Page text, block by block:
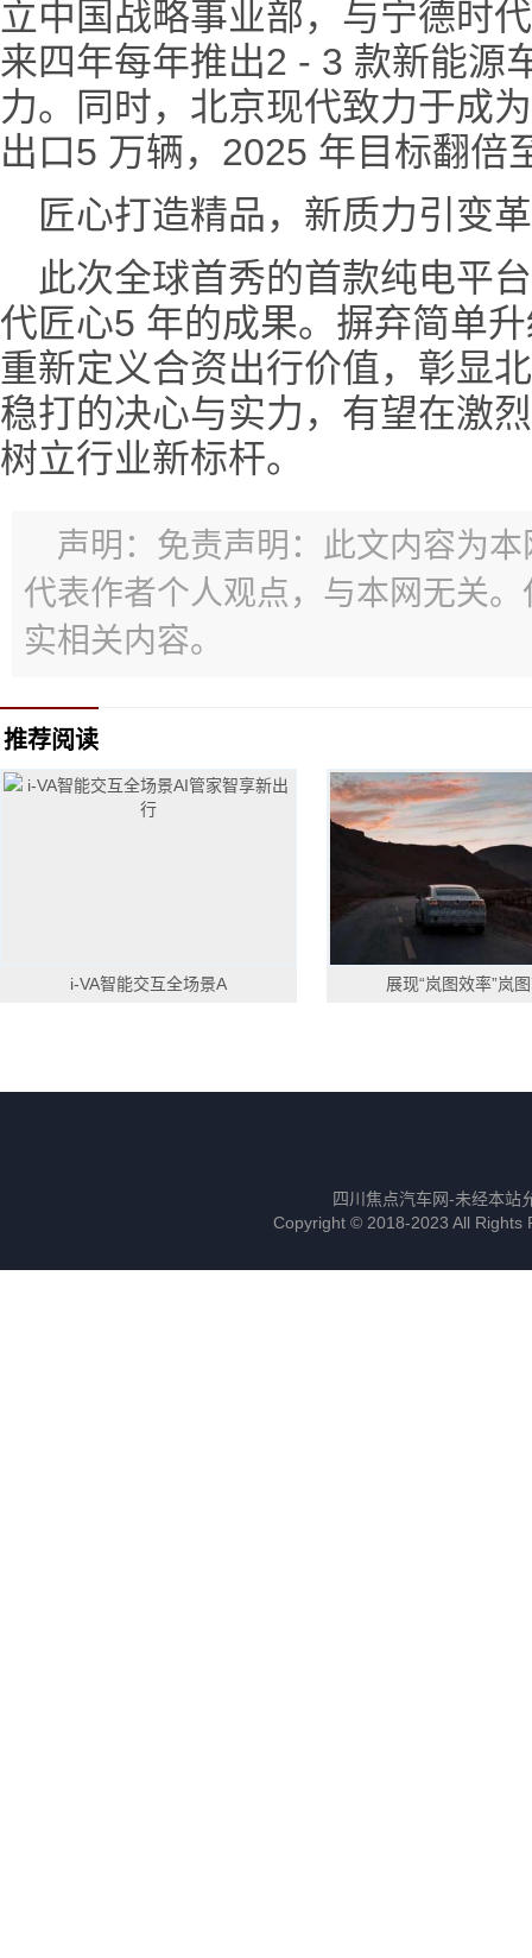
立中国战略事业部，与宁德时
来四年每年推出2 - 3 款新能源
力。同时，北京现代致力于成
出口5 万辆，2025 年目标翻倍
匠心打造精品，新质力引变革
此次全球首秀的首款纯电平
代匠心5 年的成果。摒弃简单
重新定义合资出行价值，彰显
稳打的决心与实力，有望在激
树立行业新标杆。
声明：免责声明：此文内容为
代表作者个人观点，与本网无关
实相关内容。
推荐阅读
i-VA智能交互全场景A 展现“岚图效率”岚
四川焦点汽车网-未经本站
Copyright © 2018-2023 All Rights